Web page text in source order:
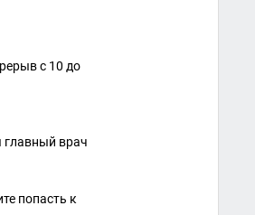
с 10 до
главный врач
попасть к